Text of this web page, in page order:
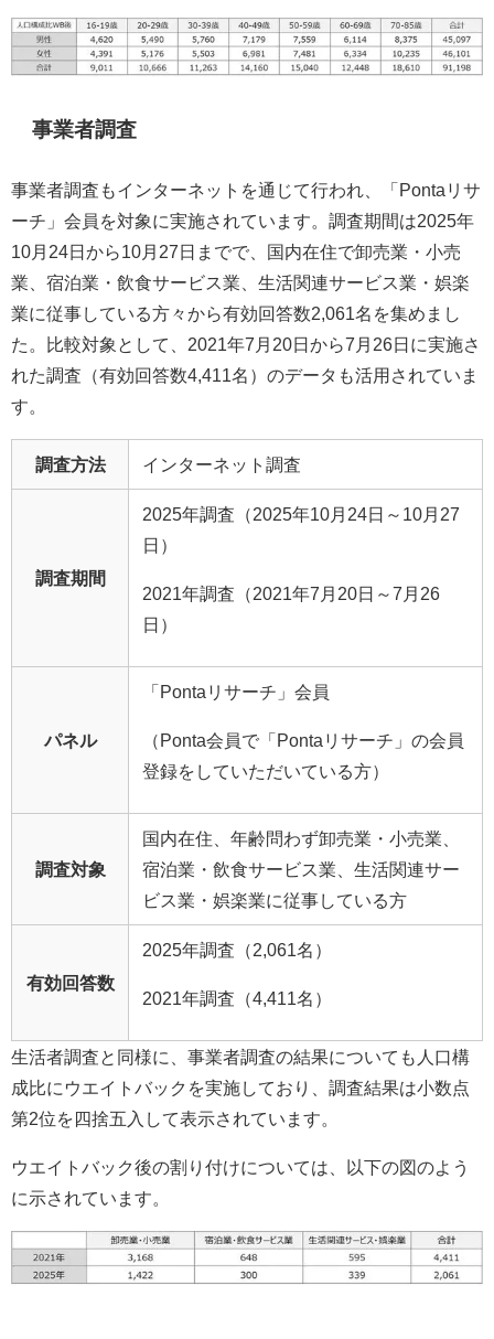
事業者調査
事業者調査もインターネットを通じて行われ、「Pontaリサ
ーチ」会員を対象に実施されています。調査期間は2025年
10月24日から10月27日までで、国内在住で卸売業・小売
業、宿泊業・飲食サービス業、生活関連サービス業・娯楽
業に従事している方々から有効回答数2,061名を集めまし
た。比較対象として、2021年7月20日から7月26日に実施さ
れた調査（有効回答数4,411名）のデータも活用されていま
す。
調査方法 インターネット調査
調査期間
2025年調査（2025年10月24日～10月27
日）
2021年調査（2021年7月20日～7月26
日）
パネル
「Pontaリサーチ」会員
（Ponta会員で「Pontaリサーチ」の会員
登録をしていただいている方）
調査対象
国内在住、年齢問わず卸売業・小売業、
宿泊業・飲食サービス業、生活関連サー
ビス業・娯楽業に従事している方
有効回答数
2025年調査（2,061名）
2021年調査（4,411名）
生活者調査と同様に、事業者調査の結果についても人口構
成比にウエイトバックを実施しており、調査結果は小数点
第2位を四捨五入して表示されています。
ウエイトバック後の割り付けについては、以下の図のよう
に示されています。